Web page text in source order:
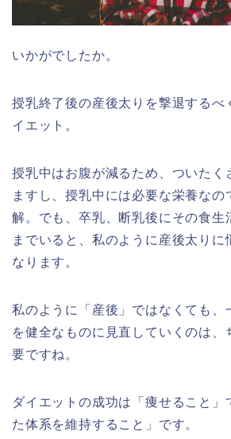
いかがでしたか。
授乳終了後の産後太りを撃退するべ
イエット。
授乳中はお腹が減るため、ついたく
ますし、授乳中には必要な栄養なの
解。でも、卒乳、断乳後にその食生
までいると、私のように産後太りに
なります。
私のように「産後」ではなくても、
を健全なものに見直していくのは、
要ですね。
ダイエットの成功は「痩せること」
た体系を維持すること」です。